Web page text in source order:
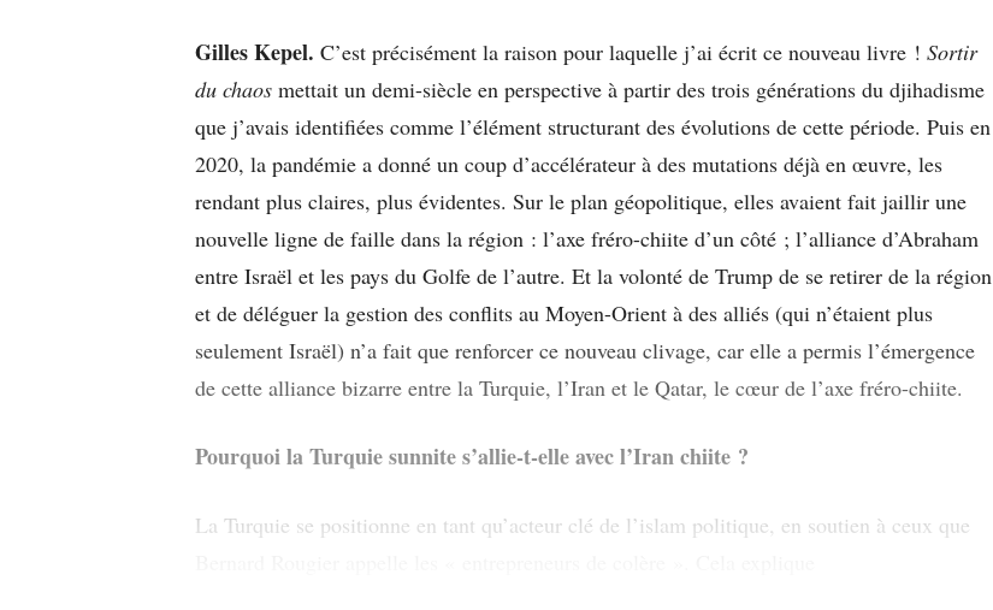
Gilles Kepel. C’est précisément la raison pour laquelle j’ai écrit ce nouveau livre ! Sortir
du chaos mettait un demi-siècle en perspective à partir des trois générations du djihadisme
que j’avais identifiées comme l’élément structurant des évolutions de cette période. Puis en
2020, la pandémie a donné un coup d’accélérateur à des mutations déjà en œuvre, les
rendant plus claires, plus évidentes. Sur le plan géopolitique, elles avaient fait jaillir une
nouvelle ligne de faille dans la région : l’axe fréro-chiite d’un côté ; l’alliance d’Abraham
entre Israël et les pays du Golfe de l’autre. Et la volonté de Trump de se retirer de la région
et de déléguer la gestion des conflits au Moyen-Orient à des alliés (qui n’étaient plus
seulement Israël) n’a fait que renforcer ce nouveau clivage, car elle a permis l’émergence
de cette alliance bizarre entre la Turquie, l’Iran et le Qatar, le cœur de l’axe fréro-chiite.
Pourquoi la Turquie sunnite s’allie-t-elle avec l’Iran chiite ?
La Turquie se positionne en tant qu’acteur clé de l’islam politique, en soutien à ceux que